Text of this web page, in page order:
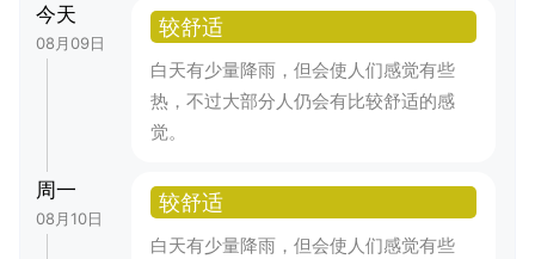
今天
08月09日
较舒适
白天有少量降雨，但会使人们感觉有些
热，不过大部分人仍会有比较舒适的感
觉。
周一
08月10日
较舒适
白天有少量降雨，但会使人们感觉有些